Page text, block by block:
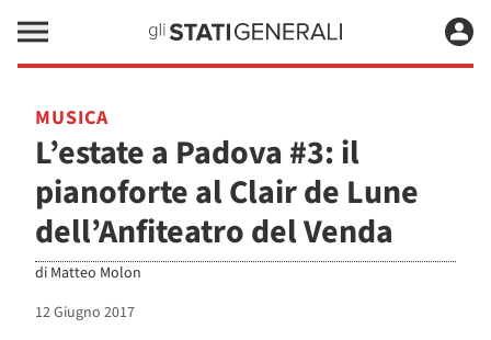
MUSICA
L’estate a Padova #3: il
pianoforte al Clair de Lune
dell’Anfiteatro del Venda
di Matteo Molon
12 Giugno 2017